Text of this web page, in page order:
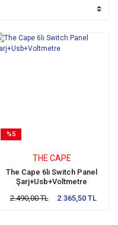
%5
THE CAPE
The Cape 6lı Switch Panel
Şarj+Usb+Voltmetre
2.490,00 TL
2.365,50 TL